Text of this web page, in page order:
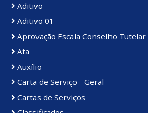
Aditivo
Aditivo 01
Aprovação Escala Conselho Tutelar
Ata
Auxílio
Carta de Serviço - Geral
Cartas de Serviços